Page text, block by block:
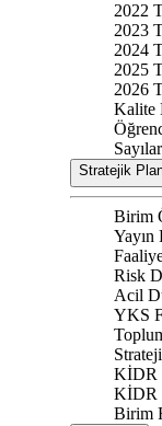
2022
2023
2024
2025
2026
Kalite
Stratejik
Birim
Yayın
Risk
Acil
YKS
KİDR
KİDR
Birim